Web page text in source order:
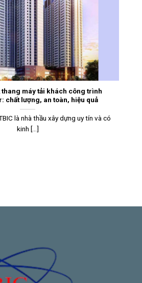
thang máy tải khách công trình
chất lượng, an toàn, hiệu quả
là nhà thầu xây dựng uy tín và có
kinh [...]